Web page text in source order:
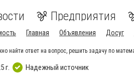
Предприятия
Главная Объявления Досуг
найти ответ на вопрос, решить задачу по
г. Надежный источник